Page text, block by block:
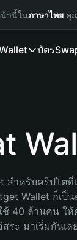
านี้ในภาษาไทย คุ
บัตร
สำหรับคริปโตที่
Wallet ก็เป็
ช้ 40 ล้านคน ใ
ระ มาเริ่มกันเล